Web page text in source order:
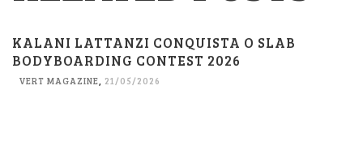
KALANI LATTANZI CONQUISTA O SLAB
BODYBOARDING CONTEST 2026
VERT MAGAZINE, 21/05/2026